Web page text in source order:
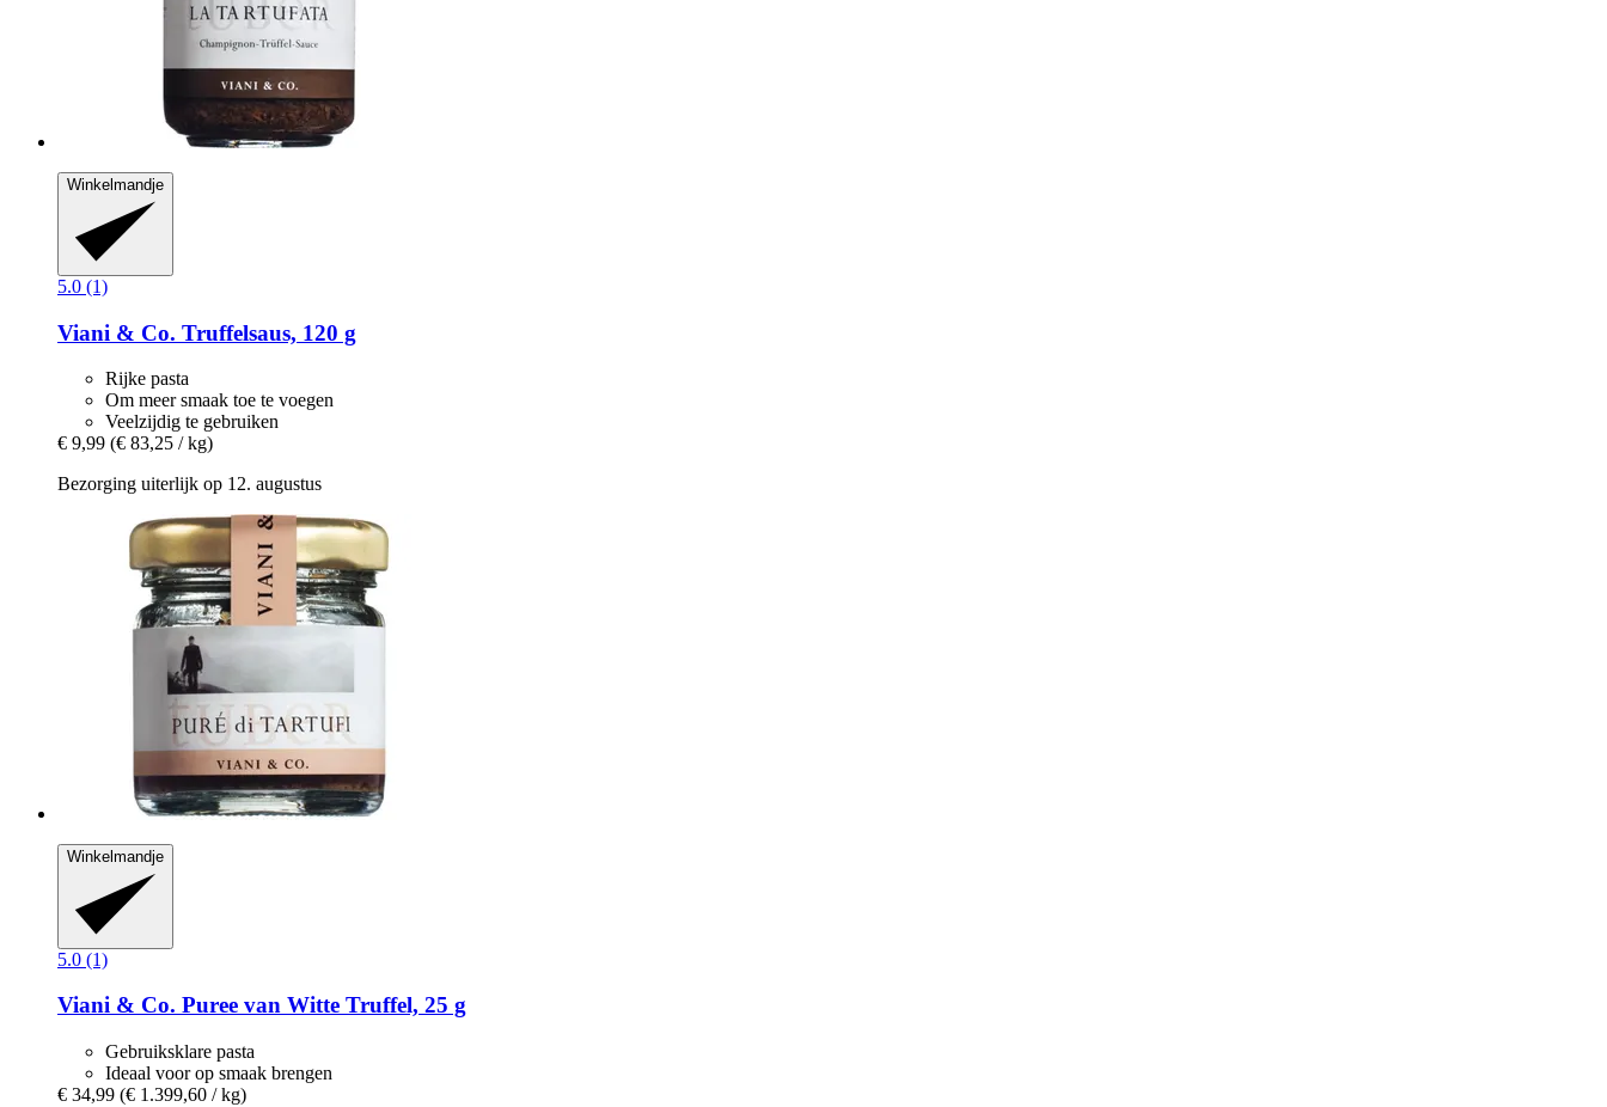
Winkelmandje
5.0 (1)
Viani & Co. Truffelsaus, 120 g
Rijke pasta
Om meer smaak toe te voegen
Veelzijdig te gebruiken
€ 9,99 (€ 83,25 / kg)
Bezorging uiterlijk op 12. augustus
Winkelmandje
5.0 (1)
Viani & Co. Puree van Witte Truffel, 25 g
Gebruiksklare pasta
Ideaal voor op smaak brengen
€ 34,99 (€ 1.399,60 / kg)